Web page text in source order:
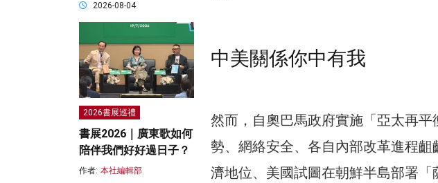
中美關係你中有我
然而，自奧巴馬政府實施「亞太再
勢、網絡安全、各自內部改革進程
濟地位、美國試圖在朝鮮半島部署
2026-08-04
2026書展巡禮
書展2026｜廣東歌如何
陪伴我們好好過日子？
作者: 本社編輯部